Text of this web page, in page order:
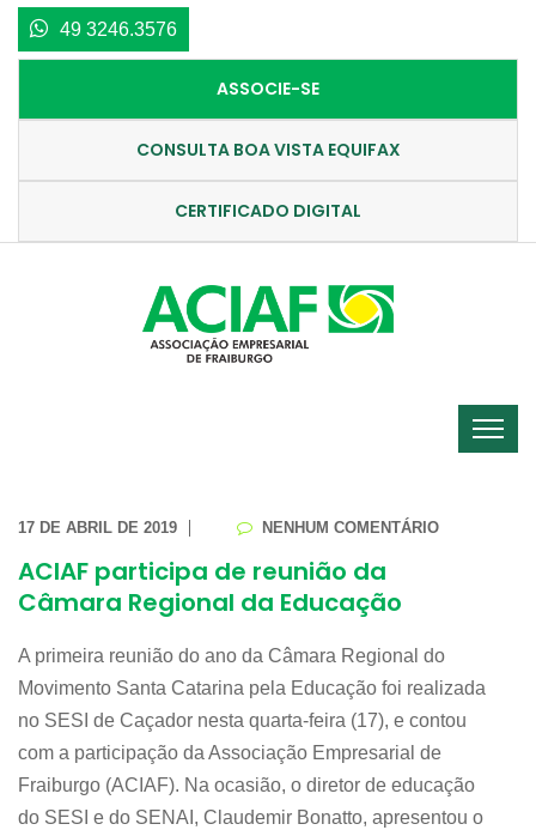
49 3246.3576
ASSOCIE-SE
CONSULTA BOA VISTA EQUIFAX
CERTIFICADO DIGITAL
17 DE ABRIL DE 2019 NENHUM COMENTÁRIO
ACIAF participa de reunião da
Câmara Regional da Educação
A primeira reunião do ano da Câmara Regional do
Movimento Santa Catarina pela Educação foi realizada
no SESI de Caçador nesta quarta-feira (17), e contou
com a participação da Associação Empresarial de
Fraiburgo (ACIAF). Na ocasião, o diretor de educação
do SESI e do SENAI, Claudemir Bonatto, apresentou o